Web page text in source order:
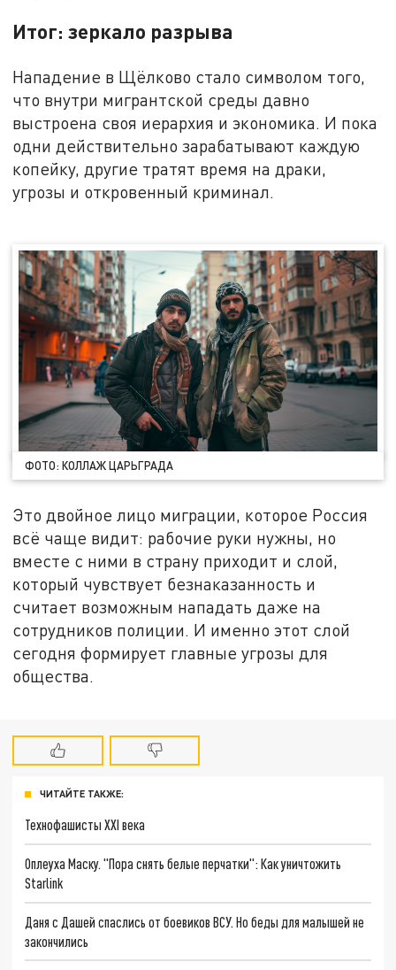
Итог: зеркало разрыва
Нападение в Щёлково стало символом того,
что внутри мигрантской среды давно
выстроена своя иерархия и экономика. И пока
одни действительно зарабатывают каждую
копейку, другие тратят время на драки,
угрозы и откровенный криминал.
ФОТО: КОЛЛАЖ ЦАРЬГРАДА
Это двойное лицо миграции, которое Россия
всё чаще видит: рабочие руки нужны, но
вместе с ними в страну приходит и слой,
который чувствует безнаказанность и
считает возможным нападать даже на
сотрудников полиции. И именно этот слой
сегодня формирует главные угрозы для
общества.
ЧИТАЙТЕ ТАКЖЕ:
Технофашисты XXI века
Оплеуха Маску. "Пора снять белые перчатки": Как уничтожить
Starlink
Даня с Дашей спаслись от боевиков ВСУ. Но беды для малышей не
закончились